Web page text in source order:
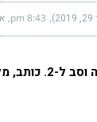
8:43 pm
חנן אביטל, בן 66